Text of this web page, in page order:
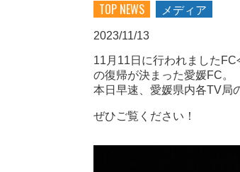
TOP NEWS メディア
2023/11/13
11月11日に行われました
の復帰が決まった愛媛FC。
本日早速、愛媛県内各TV局
ぜひご覧ください！